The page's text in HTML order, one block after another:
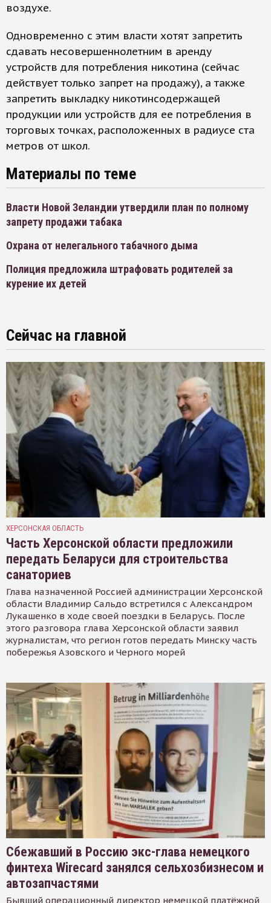
воздухе.
Одновременно с этим власти хотят запретить
сдавать несовершеннолетним в аренду
устройств для потребления никотина (сейчас
действует только запрет на продажу), а также
запретить выкладку никотинсодержащей
продукции или устройств для ее потребления в
торговых точках, расположенных в радиусе ста
метров от школ.
Материалы по теме
Власти Новой Зеландии утвердили план по полному
запрету продажи табака
Охрана от нелегального табачного дыма
Полиция предложила штрафовать родителей за
курение их детей
Сейчас на главной
ХЕРСОНСКАЯ ОБЛАСТЬ
Часть Херсонской области предложили
передать Беларуси для строительства
санаториев
Глава назначенной Россией администрации Херсонской
области Владимир Сальдо встретился с Александром
Лукашенко в ходе своей поездки в Беларусь. После
этого разговора глава Херсонской области заявил
журналистам, что регион готов передать Минску часть
побережья Азовского и Черного морей
Сбежавший в Россию экс-глава немецкого
финтеха Wirecard занялся сельхозбизнесом и
автозапчастями
Бывший операционный директор немецкой платёжной